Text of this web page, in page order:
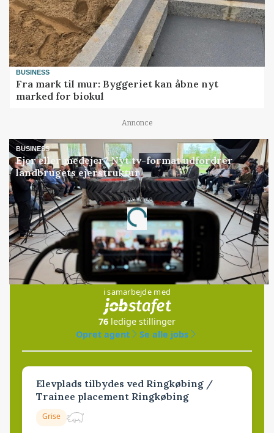
BUSINESS
Fra mark til mur: Byggeriet kan åbne nyt
marked for biokul
Annonce
BUSINESS
Ejer eller medejer? Nyt tv-format udfordrer
landbrugets ejerstruktur
Annonce
Loading...
Jobs
i samarbejde med
76 ledige stillinger
Opret agent
Se alle jobs
Elevplads tilbydes ved Ringkøbing /
Trainee placement Ringkøbing
Grise